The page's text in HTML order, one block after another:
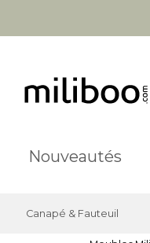
Nouveautés
Canapé & Fauteuil